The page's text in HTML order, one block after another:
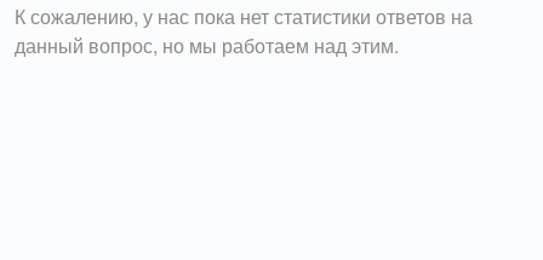
К сожалению, у нас пока нет статистики ответов на
данный вопрос, но мы работаем над этим.